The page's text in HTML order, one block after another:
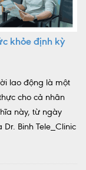
khỏe định kỳ
lao động là một
cho cả nhân
này, từ ngày
Binh Tele_Clinic